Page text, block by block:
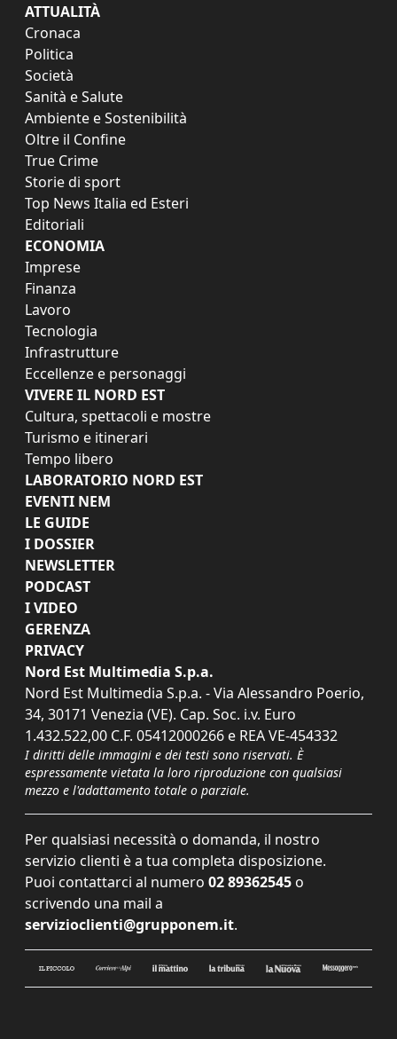
ATTUALITÀ
Cronaca
Politica
Società
Sanità e Salute
Ambiente e Sostenibilità
Oltre il Confine
True Crime
Storie di sport
Top News Italia ed Esteri
Editoriali
ECONOMIA
Imprese
Finanza
Lavoro
Tecnologia
Infrastrutture
Eccellenze e personaggi
VIVERE IL NORD EST
Cultura, spettacoli e mostre
Turismo e itinerari
Tempo libero
LABORATORIO NORD EST
EVENTI NEM
LE GUIDE
I DOSSIER
NEWSLETTER
PODCAST
I VIDEO
GERENZA
PRIVACY
Nord Est Multimedia S.p.a.
Nord Est Multimedia S.p.a. - Via Alessandro Poerio,
34, 30171 Venezia (VE). Cap. Soc. i.v. Euro
1.432.522,00 C.F. 05412000266 e REA VE-454332
I diritti delle immagini e dei testi sono riservati. È
espressamente vietata la loro riproduzione con qualsiasi
mezzo e l'adattamento totale o parziale.
Per qualsiasi necessità o domanda, il nostro
servizio clienti è a tua completa disposizione.
Puoi contattarci al numero 02 89362545 o
scrivendo una mail a
servizioclienti@grupponem.it.